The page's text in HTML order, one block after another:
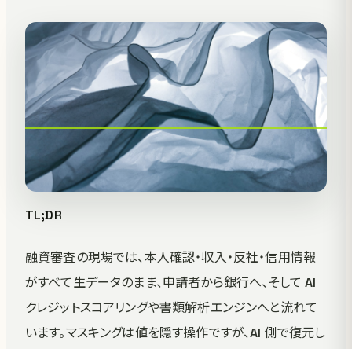
TL;DR
融資審査の現場では、本人確認・収入・反社・信用情報
がすべて生データのまま、申請者から銀行へ、そして AI
クレジットスコアリングや書類解析エンジンへと流れて
います。マスキングは値を隠す操作ですが、AI 側で復元し